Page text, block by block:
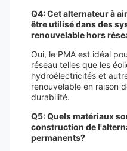
Q4: Cet alternateur à
être utilisé dans des
renouvelable hors
Oui, le PMA est idéal
réseau telles que les
hydroélectricités et
renouvelable en raison
durabilité.
Q5: Quels matériaux
construction de
permanents?